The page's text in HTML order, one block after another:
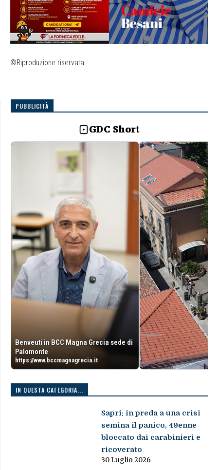
©Riproduzione riservata
PUBBLICITÀ
GDC Short
Benveuti in BCC Magna Grecia sede di
Palomonte
https://www.bccmagnagrecia.it
IN QUESTA CATEGORIA...
Sapri: in preda a una crisi
semina il panico, 49enne
bloccato dai carabinieri e
ricoverato
30 Luglio 2026